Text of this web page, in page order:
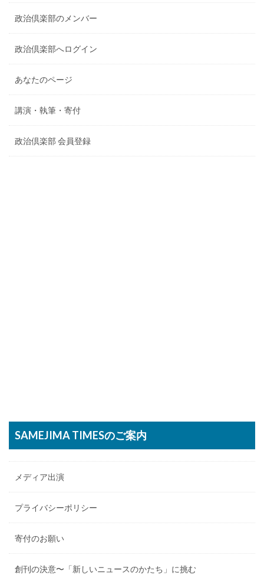
政治倶楽部のメンバー
政治倶楽部へログイン
あなたのページ
講演・執筆・寄付
政治倶楽部 会員登録
SAMEJIMA TIMESのご案内
メディア出演
プライバシーポリシー
寄付のお願い
創刊の決意〜「新しいニュースのかたち」に挑む